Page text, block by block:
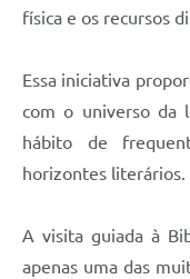
Carta de Serviços
Arquivos para Download
Legislação
Transparência
física e os recursos
Essa iniciativa
com o universo da
hábito de
horizontes literários.
A visita guiada à
apenas uma das